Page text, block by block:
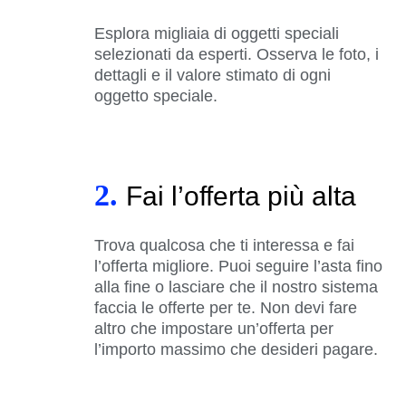
Esplora migliaia di oggetti speciali
selezionati da esperti. Osserva le foto, i
dettagli e il valore stimato di ogni
oggetto speciale.
2. Fai l’offerta più alta
Trova qualcosa che ti interessa e fai
l’offerta migliore. Puoi seguire l’asta fino
alla fine o lasciare che il nostro sistema
faccia le offerte per te. Non devi fare
altro che impostare un’offerta per
l’importo massimo che desideri pagare.